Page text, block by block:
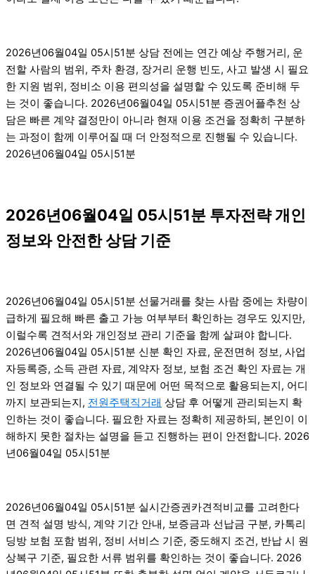
2026년06월04일 05시51분 상담 전에는 연간 예상 주행거리, 운
전할 사람의 범위, 주차 환경, 장거리 운행 빈도, 사고 발생 시 필요
한 지원 범위, 정비소 이용 편의성을 설명할 수 있도록 준비해 두
는 것이 좋습니다. 2026년06월04일 05시51분 증권어플추천 상
담은 빠른 계약 결정만이 아니라 현재 이용 조건을 정확히 구분하
는 과정이 함께 이루어질 때 더 안정적으로 진행될 수 있습니다.
2026년06월04일 05시51분
2026년06월04일 05시51분 투자전략 개인
정보와 안전한 상담 기준
2026년06월04일 05시51분 선물거래를 찾는 사람 중에는 차량이
급하게 필요해 빠른 출고 가능 여부부터 확인하는 경우도 있지만,
이럴수록 견적서와 개인정보 관리 기준을 함께 살펴야 합니다.
2026년06월04일 05시51분 신분 확인 자료, 운전면허 정보, 사업
자등록증, 소득 관련 자료, 계약자 정보, 보험 조건 확인 자료는 개
인 정보와 연결될 수 있기 때문에 어떤 목적으로 활용되는지, 어디
까지 보관되는지, 전원주택직거래 상담 후 어떻게 관리되는지 확
인하는 것이 좋습니다. 필요한 자료는 정확히 제공하되, 본인이 이
해하지 못한 절차는 설명을 듣고 진행하는 편이 안전합니다. 2026
년06월04일 05시51분
2026년06월04일 05시51분 실시간증권카견적비교를 고려한다
면 견적 설명 방식, 계약 기간 안내, 보증금과 선납금 구분, 카톡리
딩방 보험 포함 범위, 정비 서비스 기준, 중도해지 조건, 반납 시 원
상복구 기준, 필요한 서류 범위를 확인하는 것이 좋습니다. 2026